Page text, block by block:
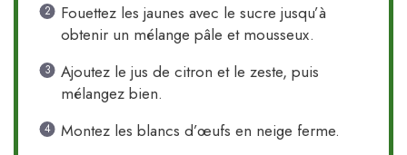
Fouettez les jaunes avec le sucre jusqu’à
obtenir un mélange pâle et mousseux.
Ajoutez le jus de citron et le zeste, puis
mélangez bien.
Montez les blancs d’œufs en neige ferme.